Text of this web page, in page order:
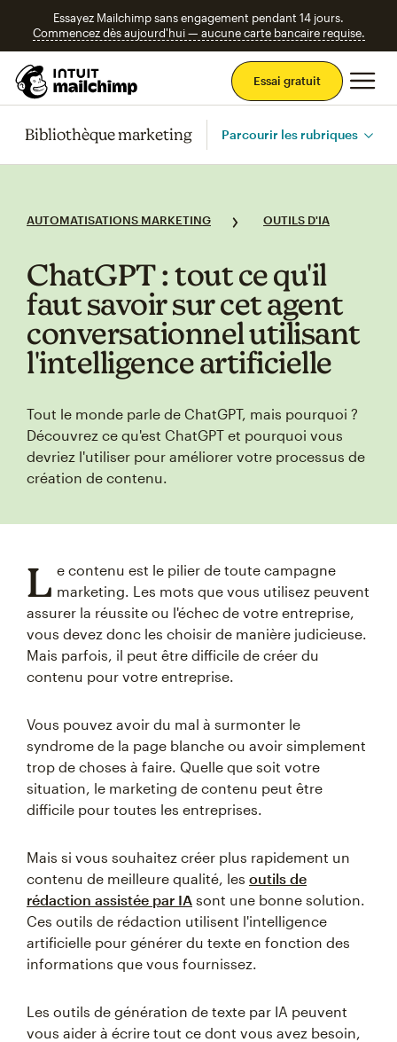
Essayez Mailchimp sans engagement pendant 14 jours.
Commencez dès aujourd'hui — aucune carte bancaire requise.
Essai gratuit
Bibliothèque marketing Parcourir les rubriques
AUTOMATISATIONS MARKETING OUTILS D'IA
ChatGPT : tout ce qu'il
faut savoir sur cet agent
conversationnel utilisant
l'intelligence artificielle
Tout le monde parle de ChatGPT, mais pourquoi ?
Découvrez ce qu'est ChatGPT et pourquoi vous
devriez l'utiliser pour améliorer votre processus de
création de contenu.
L e contenu est le pilier de toute campagne
marketing. Les mots que vous utilisez peuvent
assurer la réussite ou l'échec de votre entreprise,
vous devez donc les choisir de manière judicieuse.
Mais parfois, il peut être difficile de créer du
contenu pour votre entreprise.
Vous pouvez avoir du mal à surmonter le
syndrome de la page blanche ou avoir simplement
trop de choses à faire. Quelle que soit votre
situation, le marketing de contenu peut être
difficile pour toutes les entreprises.
Mais si vous souhaitez créer plus rapidement un
contenu de meilleure qualité, les outils de
rédaction assistée par IA sont une bonne solution.
Ces outils de rédaction utilisent l'intelligence
artificielle pour générer du texte en fonction des
informations que vous fournissez.
Les outils de génération de texte par IA peuvent
vous aider à écrire tout ce dont vous avez besoin,